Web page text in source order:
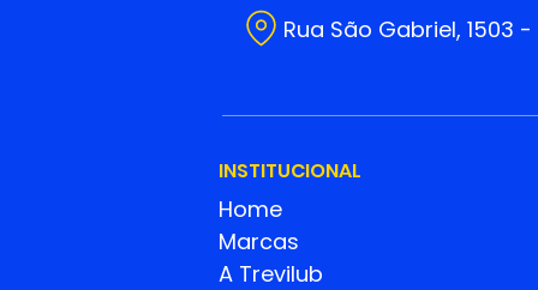
Rua São Gabriel, 1503
INSTITUCIONAL
Home
Marcas
A Trevilub